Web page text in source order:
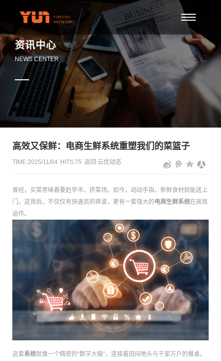
资讯中心
NEWS CENTER
高效又保鲜：电商生鲜系统重塑我们的菜篮子
TIME:2025/11/04 HITS:75 返回 云优动态
曾经，买菜意味着要赶早市、挤菜场。如今，动动手指，新鲜食材就能送上
门。这背后，不仅仅有快递员的奔波，更有一套强大的电商生鲜系统在高效
运作。
这套系统就像一个精密的“数字大脑”，连接着田间地头与千家万户的餐桌。